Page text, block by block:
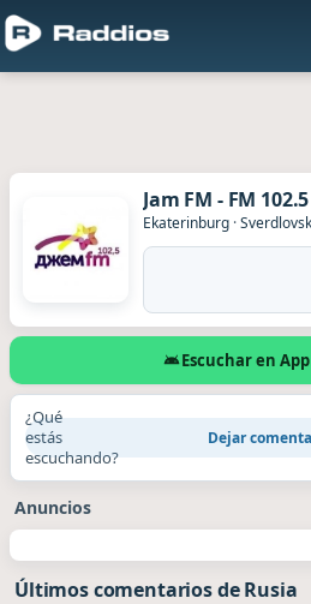
Jam FM - FM 102.5
Ekaterinburg ·
Escuchar en
¿Qué
estás
escuchando?
Dejar
Anuncios
Últimos comentarios de Rusia